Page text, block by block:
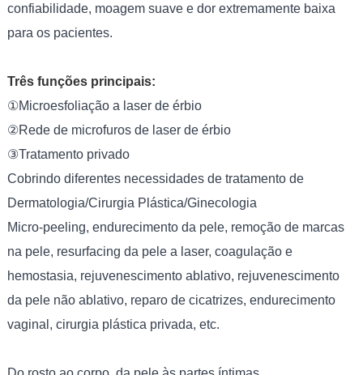
confiabilidade, moagem suave e dor extremamente baixa
para os pacientes.
Três funções principais:
①Microesfoliação a laser de érbio
②Rede de microfuros de laser de érbio
③Tratamento privado
Cobrindo diferentes necessidades de tratamento de
Dermatologia/Cirurgia Plástica/Ginecologia
Micro-peeling, endurecimento da pele, remoção de marcas
na pele, resurfacing da pele a laser, coagulação e
hemostasia, rejuvenescimento ablativo, rejuvenescimento
da pele não ablativo, reparo de cicatrizes, endurecimento
vaginal, cirurgia plástica privada, etc.